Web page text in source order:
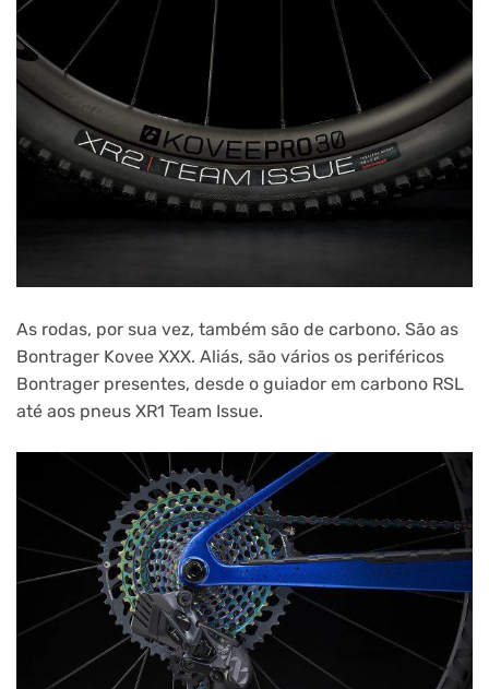
As rodas, por sua vez, também são de carbono. São as
Bontrager Kovee XXX. Aliás, são vários os periféricos
Bontrager presentes, desde o guiador em carbono RSL
até aos pneus XR1 Team Issue.